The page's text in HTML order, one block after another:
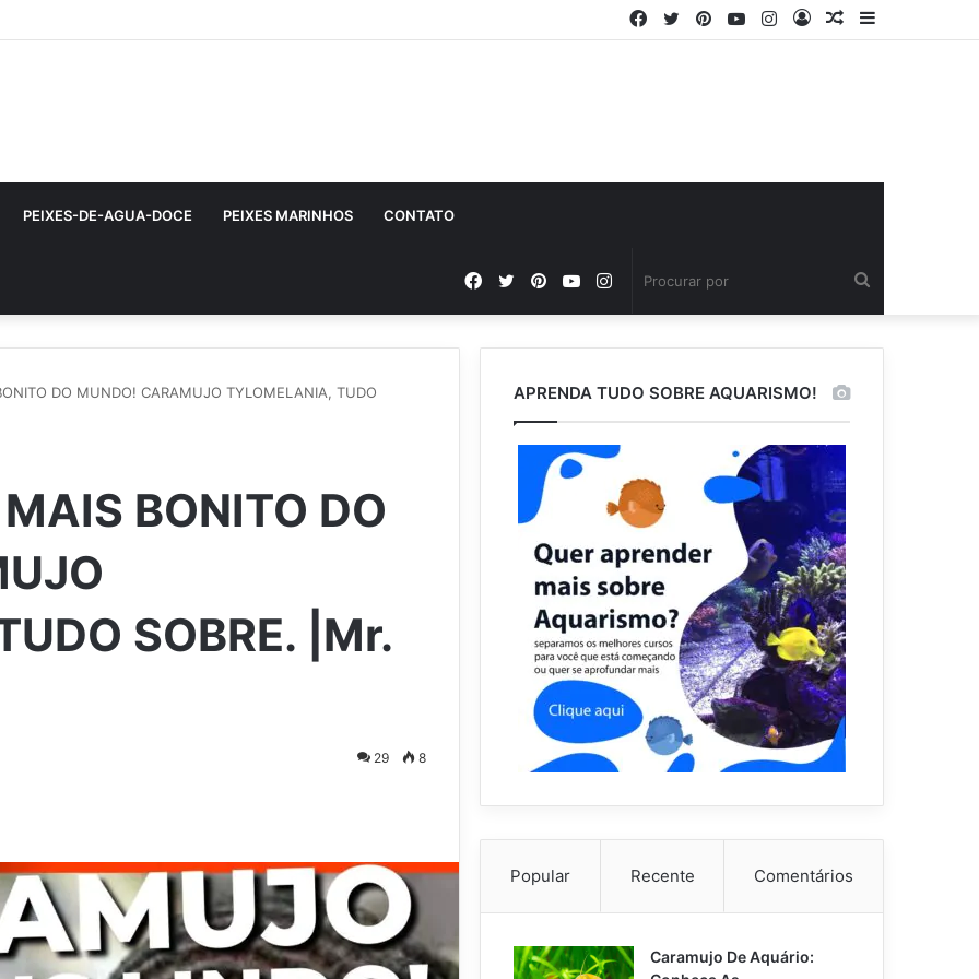
Barra
Artigo
Entrar
Instagram
YouTube
Pinterest
Twitter
Facebook
PEIXES-DE-AGUA-DOCE PEIXES MARINHOS CONTATO
por
Instagram
YouTube
Pinterest
Twitter
Facebook
DO MUNDO! CARAMUJO TYLOMELANIA, TUDO
BONITO DO
SOBRE. |Mr.
29 8
APRENDA TUDO SOBRE AQUARISMO!
Popular Recente Comentários
Caramujo De Aquário: